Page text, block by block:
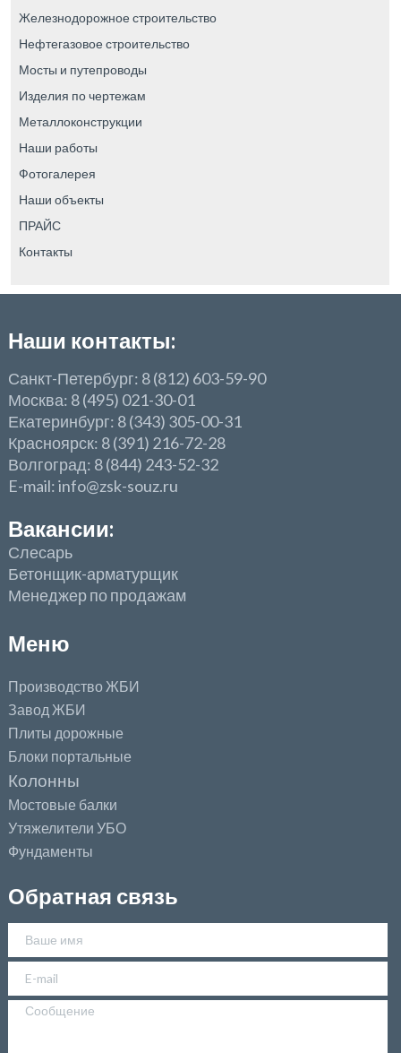
Железнодорожное строительство
Нефтегазовое строительство
Мосты и путепроводы
Изделия по чертежам
Металлоконструкции
Наши работы
Фотогалерея
Наши объекты
ПРАЙС
Контакты
Наши контакты:
Санкт-Петербург: 8 (812) 603-59-90
Москва: 8 (495) 021-30-01
Екатеринбург: 8 (343) 305-00-31
Красноярск: 8 (391) 216-72-28
Волгоград: 8 (844) 243-52-32
E-mail: info@zsk-souz.ru
Вакансии:
Слесарь
Бетонщик-арматурщик
Менеджер по продажам
Меню
Производство ЖБИ
Завод ЖБИ
Плиты дорожные
Блоки портальные
Колонны
Мостовые балки
Утяжелители УБО
Фундаменты
Обратная связь